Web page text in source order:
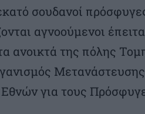
σουδανοί
αγνοούμενοι
ανοικτά της πόλης
για τους